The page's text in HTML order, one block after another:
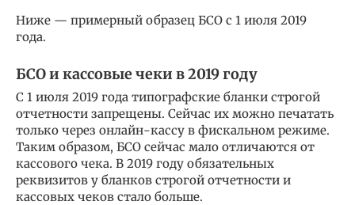
Ниже — примерный образец БСО с 1 июля 2019
года.
БСО и кассовые чеки в 2019 году
С 1 июля 2019 года типографские бланки строгой
отчетности запрещены. Сейчас их можно печатать
только через онлайн-кассу в фискальном режиме.
Таким образом, БСО сейчас мало отличаются от
кассового чека. В 2019 году обязательных
реквизитов у бланков строгой отчетности и
кассовых чеков стало больше.